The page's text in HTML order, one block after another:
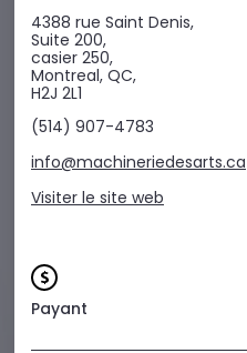
4388 rue Saint Denis,
Suite 200,
casier 250,
Montreal, QC,
H2J 2L1
(514) 907-4783
info@machineriedesarts.ca
Visiter le site web
Payant